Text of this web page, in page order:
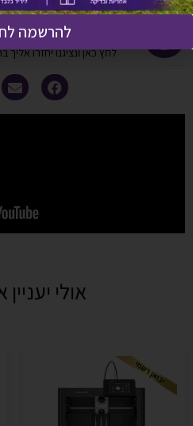
יש לך שאלה על המוצר?
לחץ כאן ונציגנו יחזרו אליך
אולי
להרשמה